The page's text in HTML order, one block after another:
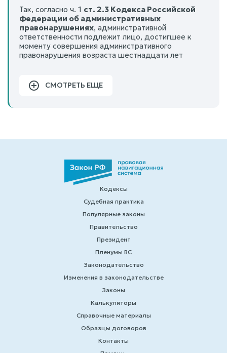
Так, согласно ч. 1 ст. 2.3 Кодекса Российской
Федерации об административных
правонарушениях, административной
ответственности подлежит лицо, достигшее к
моменту совершения административного
правонарушения возраста шестнадцати лет
СМОТРЕТЬ ЕЩЕ
Кодексы
Судебная практика
Популярные законы
Правительство
Президент
Пленумы ВС
Законодательство
Изменения в законодательстве
Законы
Калькуляторы
Справочные материалы
Образцы договоров
Контакты